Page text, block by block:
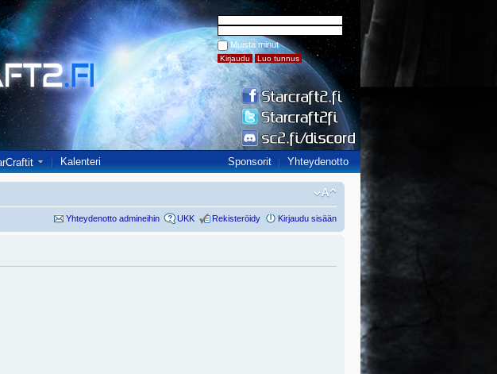
Muista minut
Kalenteri Sponsorit Yhteydenotto
Yhteydenotto admineihin UKK Rekisteröidy Kirjaudu sisään